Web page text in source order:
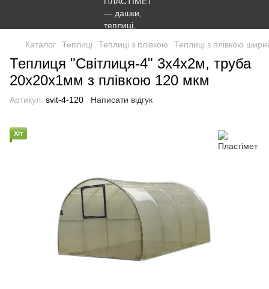
Каталог Теплиці Теплиці з плівкою Теплиці з плівкою
Теплиця "Світлиця-4" 3х4х2м, труба
20х20х1мм з плівкою 120 мкм
Артикул: svit-4-120 Написати відгук
Хіт